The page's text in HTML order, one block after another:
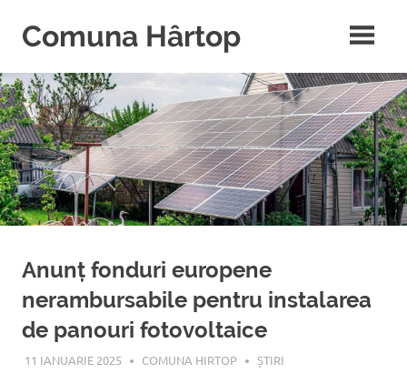
Acest
website
include
un
sistem
de
accesibilitate.
Comuna Hârtop
Anunț fonduri europene
nerambursabile pentru instalarea
de panouri fotovoltaice
11 IANUARIE 2025 COMUNA HIRTOP ȘTIRI